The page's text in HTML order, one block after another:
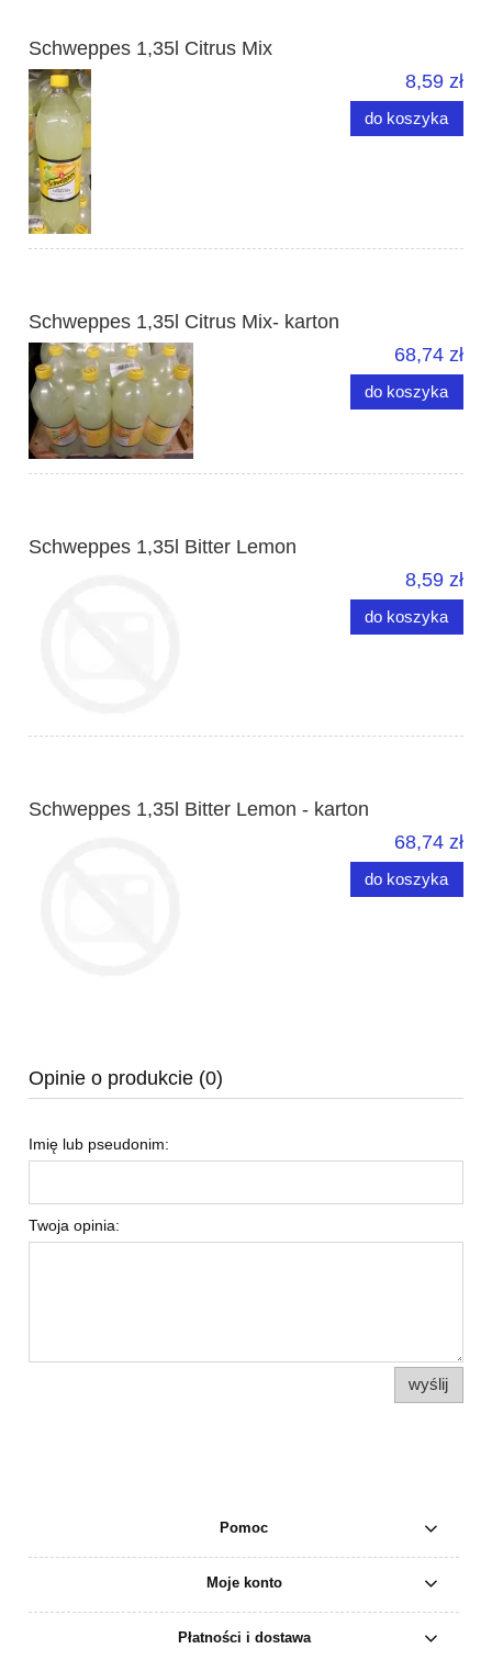
Schweppes 1,35l Citrus Mix
8,59 zł
do koszyka
Schweppes 1,35l Citrus Mix- karton
68,74 zł
do koszyka
Schweppes 1,35l Bitter Lemon
8,59 zł
do koszyka
Schweppes 1,35l Bitter Lemon - karton
68,74 zł
do koszyka
Opinie o produkcie (0)
Imię lub pseudonim:
Twoja opinia:
wyślij
Pomoc
Moje konto
Płatności i dostawa